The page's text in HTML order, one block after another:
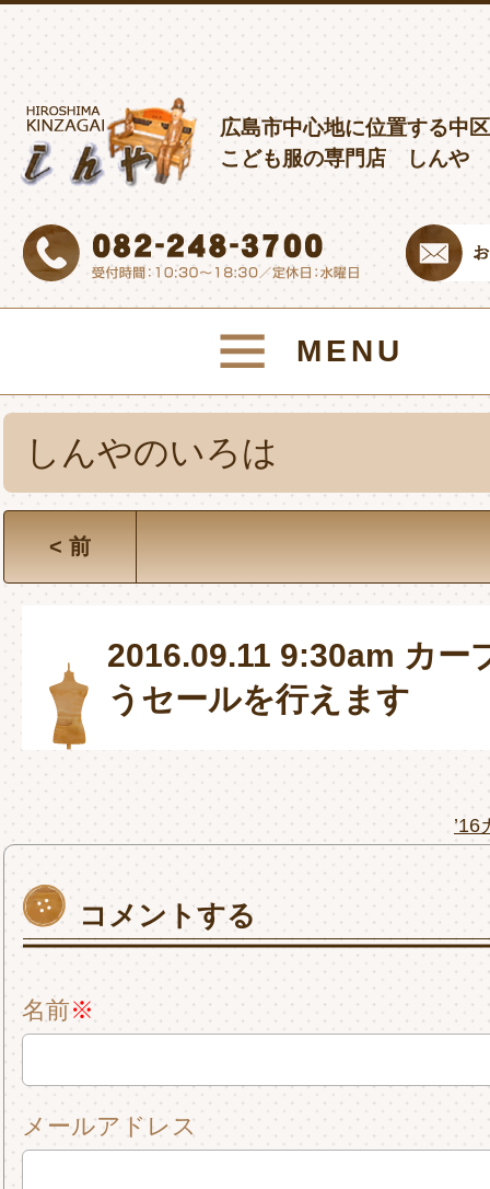
広島市中心地に位置する中
こども服の専門店 しんや
MENU
しんやのいろは
< 前
2016.09.11 9:30am カー
うセールを行えます
コメントする
名前※
メールアドレス